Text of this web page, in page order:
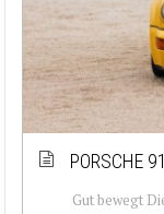
PORSCHE
Gut bewegt